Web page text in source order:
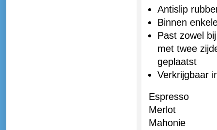
Antislip
Binnen
Past zowel
met twee
geplaatst
Verkrijgbaar
Espresso
Merlot
Mahonie